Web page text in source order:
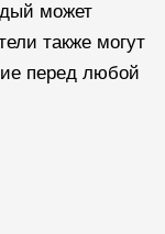
может
также могут
перед любой